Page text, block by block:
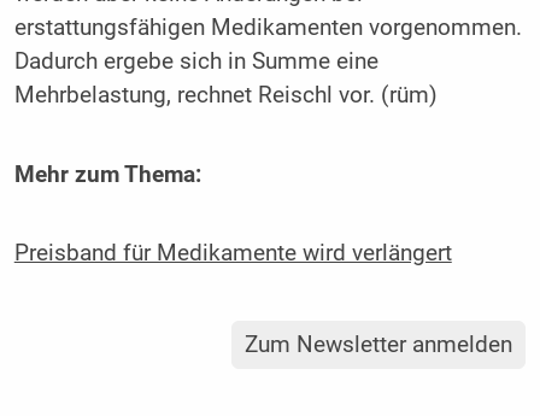
erstattungsfähigen Medikamenten vorgenommen.
Dadurch ergebe sich in Summe eine
Mehrbelastung, rechnet Reischl vor. (rüm)
Mehr zum Thema:
Preisband für Medikamente wird verlängert
Zum Newsletter anmelden